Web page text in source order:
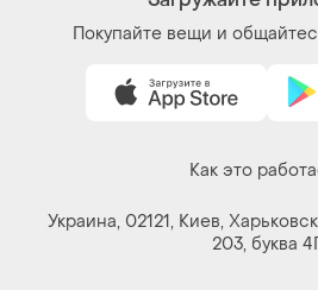
Как это
Украина, 02121, Киев,
203, буква 4Г
Политика
Контакты